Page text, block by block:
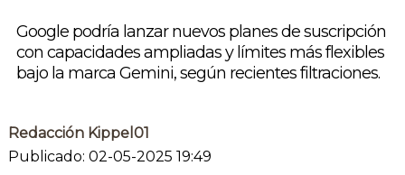
Google podría lanzar nuevos planes de suscripción
con capacidades ampliadas y límites más flexibles
bajo la marca Gemini, según recientes filtraciones.
Redacción Kippel01
Publicado: 02-05-2025 19:49